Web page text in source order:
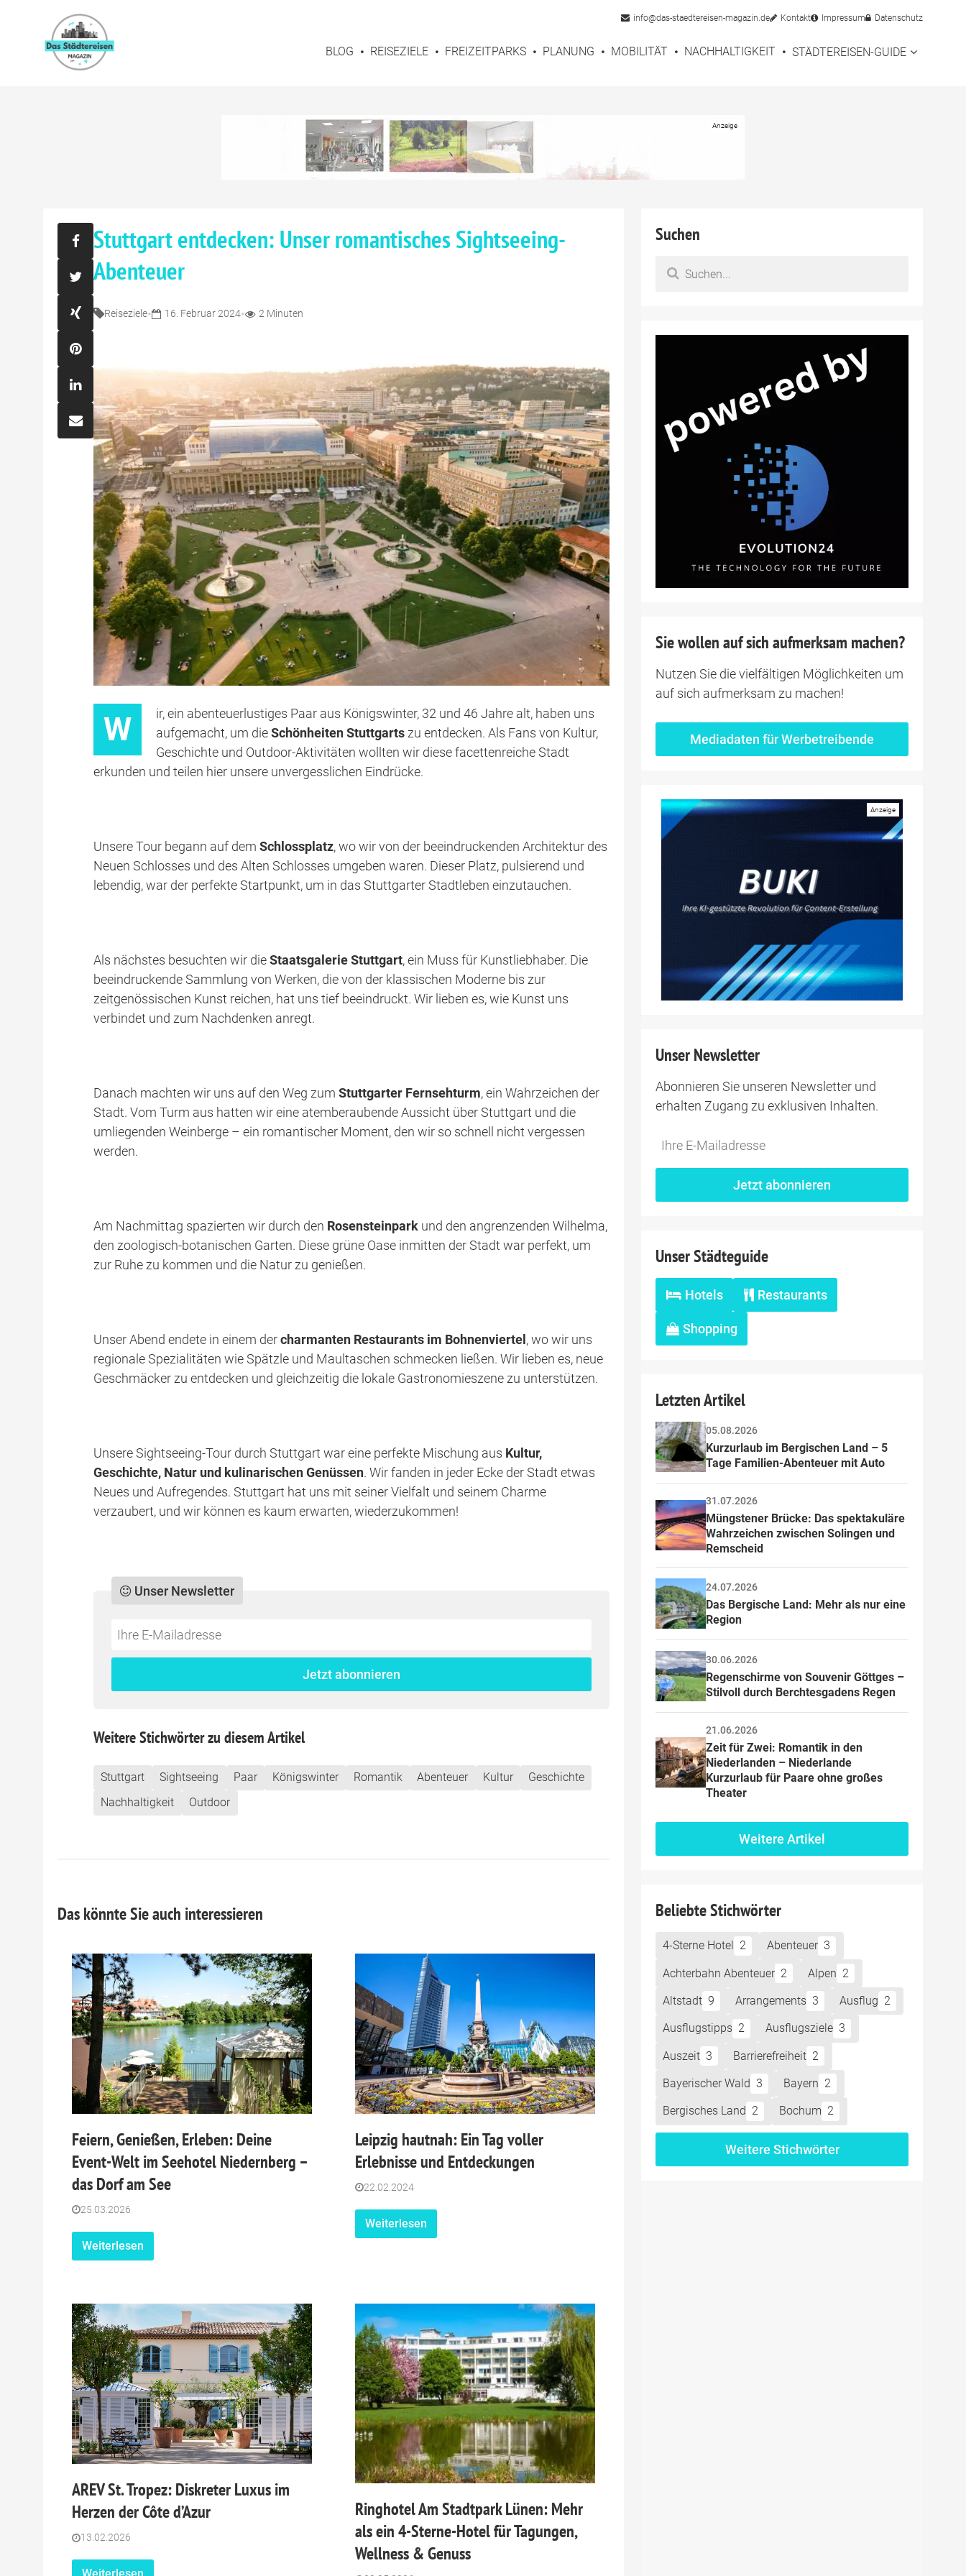
info@das-staedtereisen-magazin.de Kontakt Impressum Datenschutz
BLOG REISEZIELE FREIZEITPARKS PLANUNG MOBILITÄT NACHHALTIGKEIT STÄDTEREISEN-GUIDE
Stuttgart entdecken: Unser romantisches Sightseeing-
Abenteuer
Reiseziele• 16. Februar 2024• 2 Minuten
W
ir, ein abenteuerlustiges Paar aus Königswinter, 32 und 46 Jahre alt, haben uns
aufgemacht, um dieSchönheiten Stuttgartszu entdecken. Als Fans von Kultur,
Geschichte und Outdoor-Aktivitäten wollten wir diese facettenreiche Stadt
erkunden und teilen hier unsere unvergesslichen Eindrücke.
Unsere Tour begann auf dem Schlossplatz, wo wir von der beeindruckenden Architektur des
Neuen Schlosses und des Alten Schlosses umgeben waren. Dieser Platz, pulsierend und
lebendig, war der perfekte Startpunkt, um in das Stuttgarter Stadtleben einzutauchen.
Als nächstes besuchten wir dieStaatsgalerie Stuttgart, ein Muss für Kunstliebhaber. Die
beeindruckende Sammlung von Werken, die von der klassischen Moderne bis zur
zeitgenössischen Kunst reichen, hat uns tief beeindruckt. Wir lieben es, wie Kunst uns
verbindet und zum Nachdenken anregt.
Danach machten wir uns auf den Weg zum Stuttgarter Fernsehturm, ein Wahrzeichen der
Stadt. Vom Turm aus hatten wir eine atemberaubende Aussicht über Stuttgart und die
umliegenden Weinberge – ein romantischer Moment, den wir so schnell nicht vergessen
werden.
Am Nachmittag spazierten wir durch den Rosensteinpark und den angrenzenden Wilhelma,
den zoologisch-botanischen Garten. Diese grüne Oase inmitten der Stadt war perfekt, um
zur Ruhe zu kommen und die Natur zu genießen.
Unser Abend endete in einem dercharmanten Restaurants im Bohnenviertel, wo wir uns
regionale Spezialitäten wie Spätzle und Maultaschen schmecken ließen. Wir lieben es, neue
Geschmäcker zu entdecken und gleichzeitig die lokale Gastronomieszene zu unterstützen.
Unsere Sightseeing-Tour durch Stuttgart war eine perfekte Mischung aus Kultur,
Geschichte, Natur und kulinarischen Genüssen. Wir fanden in jeder Ecke der Stadt etwas
Neues und Aufregendes. Stuttgart hat uns mit seiner Vielfalt und seinem Charme
verzaubert, und wir können es kaum erwarten, wiederzukommen!
Do
this
Unser Newsletter
*Ihre
Jetzt abonnieren
Weitere Stichwörter zu diesem Artikel
Stuttgart Sightseeing Paar Königswinter Romantik Abenteuer Kultur
Geschichte
Nachhaltigkeit
Outdoor
Das könnte Sie auch interessieren
Feiern, Genießen, Erleben: Deine
Event-Welt im Seehotel Niedernberg –
das Dorf am See
25.03.2026
Weiterlesen
Leipzig hautnah: Ein Tag voller
Erlebnisse und Entdeckungen
22.02.2024
Weiterlesen
AREV St. Tropez: Diskreter Luxus im
Herzen der Côte d’Azur
13.02.2026
Ringhotel Am Stadtpark Lünen: Mehr
als ein 4-Sterne-Hotel für Tagungen,
Wellness & Genuss
Suchen
Sie wollen auf sich aufmerksam machen?
Nutzen Sie die vielfältigen Möglichkeiten um
auf sich aufmerksam zu machen!
Mediadaten für Werbetreibende
Unser Newsletter
Abonnieren Sie unseren Newsletter und
erhalten Zugang zu exklusiven Inhalten.
Do
this
*Ihre
Jetzt abonnieren
Unser Städteguide
Hotels Restaurants
Shopping
Letzten Artikel
05.08.2026
Kurzurlaub im Bergischen Land – 5
Tage Familien-Abenteuer mit Auto
31.07.2026
Müngstener Brücke: Das spektakuläre
Wahrzeichen zwischen Solingen und
Remscheid
24.07.2026
Das Bergische Land: Mehr als nur eine
Region
30.06.2026
Regenschirme von Souvenir Göttges –
Stilvoll durch Berchtesgadens Regen
21.06.2026
Zeit für Zwei: Romantik in den
Niederlanden – Niederlande
Kurzurlaub für Paare ohne großes
Theater
Weitere Artikel
Beliebte Stichwörter
4-Sterne Hotel 2 Abenteuer 3
Achterbahn Abenteuer 2 Alpen 2
Altstadt 9 Arrangements 3 Ausflug 2
Ausflugstipps 2 Ausflugsziele 3
Auszeit 3 Barrierefreiheit 2
Bayerischer Wald 3 Bayern 2
Bergisches Land 2 Bochum 2
Weitere Stichwörter